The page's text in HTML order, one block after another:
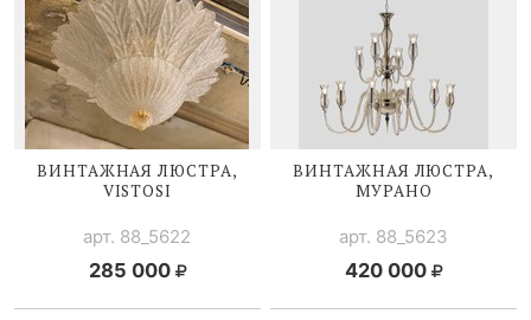
ВИНТАЖНАЯ ЛЮСТРА,
VISTOSI
арт. 88_5622
285 000
ВИНТАЖНАЯ ЛЮСТРА,
МУРАНО
арт. 88_5623
420 000